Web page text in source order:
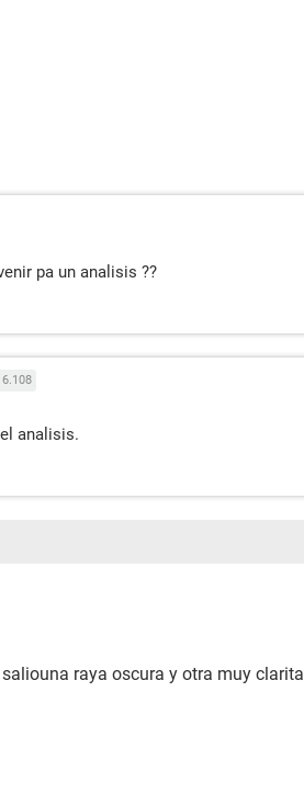
pa un analisis ??
analisis.
raya oscura y otra muy clarita